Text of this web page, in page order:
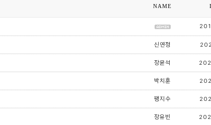
NAME
신연정
장윤석
박치훈
팽지수
장유빈